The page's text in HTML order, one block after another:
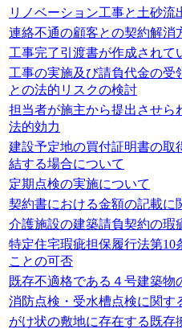
リノベーション工事と土砂流
連絡不通の顧客との契約解消
工事完了引渡書が作成されて
工事の実施及び請負代金の受
との法的リスクの検討
担当者が施主から提出させら
法的効力
建設予定地の買付証明書の取
結する場合について
定期点検の実施について
契約書における金額の記載に
介護施設の建築請負契約の瑕
特定住宅瑕疵担保履行法第10
ことの可否
既存不適格である４号建築物
消防点検・受水槽点検に関す
がけ状の敷地に存在する既存